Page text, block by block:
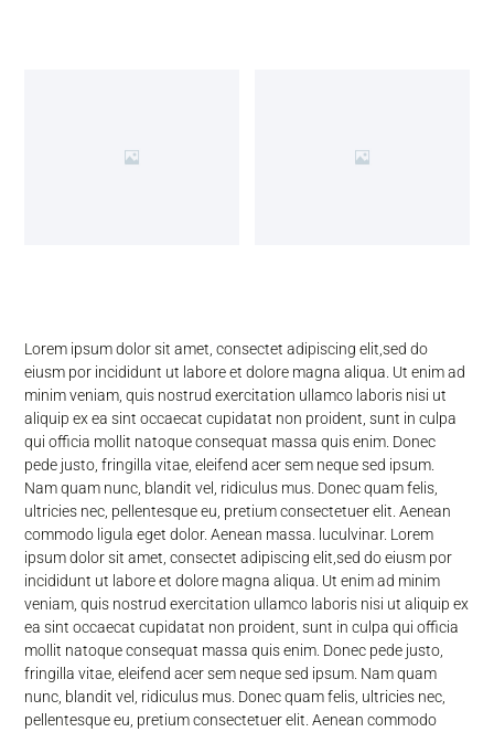
Lorem ipsum dolor sit amet, consectet adipiscing elit,sed do
eiusm por incididunt ut labore et dolore magna aliqua. Ut enim ad
minim veniam, quis nostrud exercitation ullamco laboris nisi ut
aliquip ex ea sint occaecat cupidatat non proident, sunt in culpa
qui officia mollit natoque consequat massa quis enim. Donec
pede justo, fringilla vitae, eleifend acer sem neque sed ipsum.
Nam quam nunc, blandit vel, ridiculus mus. Donec quam felis,
ultricies nec, pellentesque eu, pretium consectetuer elit. Aenean
commodo ligula eget dolor. Aenean massa. luculvinar. Lorem
ipsum dolor sit amet, consectet adipiscing elit,sed do eiusm por
incididunt ut labore et dolore magna aliqua. Ut enim ad minim
veniam, quis nostrud exercitation ullamco laboris nisi ut aliquip ex
ea sint occaecat cupidatat non proident, sunt in culpa qui officia
mollit natoque consequat massa quis enim. Donec pede justo,
fringilla vitae, eleifend acer sem neque sed ipsum. Nam quam
nunc, blandit vel, ridiculus mus. Donec quam felis, ultricies nec,
pellentesque eu, pretium consectetuer elit. Aenean commodo